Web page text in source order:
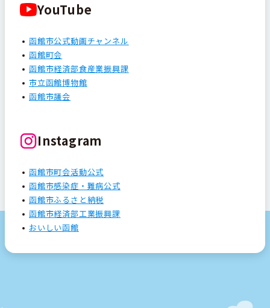
YouTube
函館市公式動画チャンネル
函館町会
函館市経済部食産業振興課
市立函館博物館
函館市議会
Instagram
函館市町会活動公式
函館市感染症・難病公式
函館市ふるさと納税
函館市経済部工業振興課
おいしい函館